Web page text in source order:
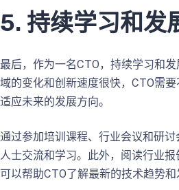
5. 持续学习和发
最后，作为一名CTO，持续学习和
域的变化和创新速度很快，CTO需
适应未来的发展方向。
通过参加培训课程、行业会议和研
人士交流和学习。此外，阅读行业报
可以帮助CTO了解最新的技术趋势和